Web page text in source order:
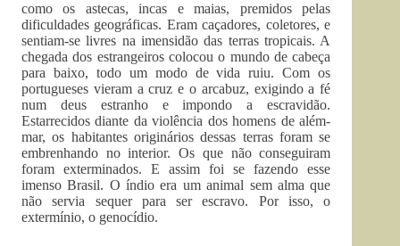
como os astecas, incas e maias, premidos pelas
dificuldades geográficas. Eram caçadores, coletores, e
sentiam-se livres na imensidão das terras tropicais. A
chegada dos estrangeiros colocou o mundo de cabeça
para baixo, todo um modo de vida ruiu. Com os
portugueses vieram a cruz e o arcabuz, exigindo a fé
num deus estranho e impondo a escravidão.
Estarrecidos diante da violência dos homens de além-
mar, os habitantes originários dessas terras foram se
embrenhando no interior. Os que não conseguiram
foram exterminados. E assim foi se fazendo esse
imenso Brasil. O índio era um animal sem alma que
não servia sequer para ser escravo. Por isso, o
extermínio, o genocídio.